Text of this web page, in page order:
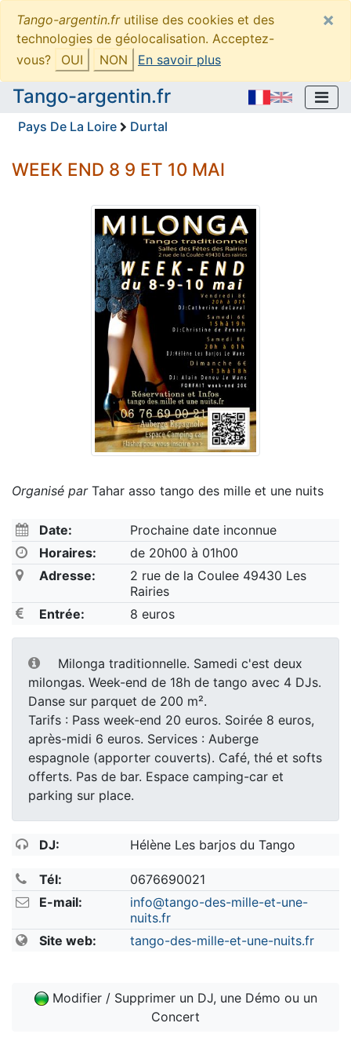
Tango-argentin.frutilise des cookies et des
technologies de géolocalisation. Acceptez-
vous?
OUI NON En savoir plus
×
Tango-argentin.fr
Pays De La Loire Durtal
WEEK END 8 9 ET 10 MAI
Organisé parTahar asso tango des mille et une nuits
Date:
Prochaine date inconnue
Horaires:
de 20h00 à 01h00
Adresse:
2 rue de la Coulee 49430 Les
Rairies
Entrée:
8 euros
Milonga traditionnelle. Samedi c'est deux
milongas. Week-end de 18h de tango avec 4 DJs.
Danse sur parquet de 200 m².
Tarifs : Pass week-end 20 euros. Soirée 8 euros,
après-midi 6 euros. Services : Auberge
espagnole (apporter couverts). Café, thé et softs
offerts. Pas de bar. Espace camping-car et
parking sur place.
DJ: Hélène Les barjos du Tango
Tél:
0676690021
E-mail:
info@tango-des-mille-et-une-
nuits.fr
Site web:
tango-des-mille-et-une-nuits.fr
Modifier / Supprimer un DJ, une Démo ou un
Concert